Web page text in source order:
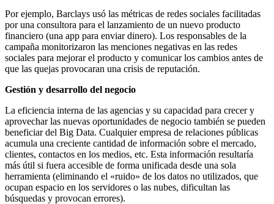
Por ejemplo, Barclays usó las métricas de redes sociales facilitadas
por una consultora para el lanzamiento de un nuevo producto
financiero (una app para enviar dinero). Los responsables de la
campaña monitorizaron las menciones negativas en las redes
sociales para mejorar el producto y comunicar los cambios antes de
que las quejas provocaran una crisis de reputación.
Gestión y desarrollo del negocio
La eficiencia interna de las agencias y su capacidad para crecer y
aprovechar las nuevas oportunidades de negocio también se pueden
beneficiar del Big Data. Cualquier empresa de relaciones públicas
acumula una creciente cantidad de información sobre el mercado,
clientes, contactos en los medios, etc. Esta información resultaría
más útil si fuera accesible de forma unificada desde una sola
herramienta (eliminando el «ruido» de los datos no utilizados, que
ocupan espacio en los servidores o las nubes, dificultan las
búsquedas y provocan errores).